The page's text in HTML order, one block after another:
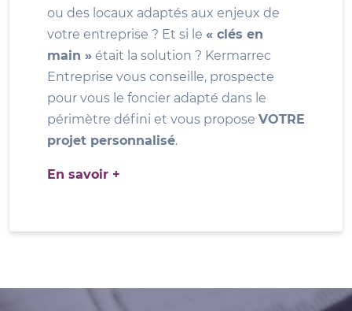
ou des locaux adaptés aux enjeux de
votre entreprise ? Et si le « clés en
main » était la solution ? Kermarrec
Entreprise vous conseille, prospecte
pour vous le foncier adapté dans le
périmètre défini et vous propose VOTRE
projet personnalisé.
En savoir +